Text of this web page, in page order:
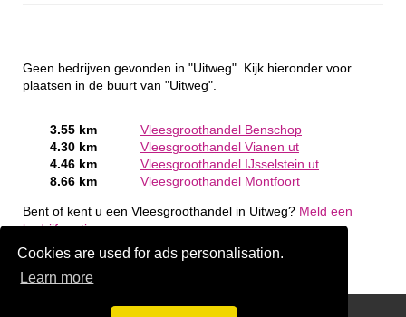
Cookies are used for ads personalisation.
Learn more
Geen bedrijven gevonden in "Uitweg". Kijk hieronder voor
plaatsen in de buurt van "Uitweg".
3.55 km
Vleesgroothandel Benschop
4.30 km
Vleesgroothandel Vianen ut
4.46 km
Vleesgroothandel IJsselstein ut
8.66 km
Vleesgroothandel Montfoort
Bent of kent u een Vleesgroothandel in Uitweg? Meld een
bedrijf gratis aan